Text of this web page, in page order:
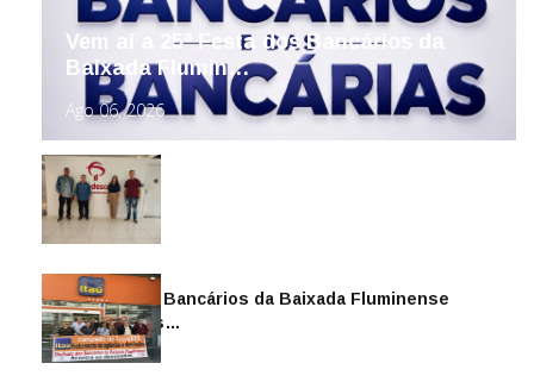
Vem aí a 25ª Festa dos Bancários da
Baixada Flumin…
Ago 06, 2026
Sindicato dos Bancários da Baixada Fluminense
reintegra mais…
Jul 14, 2026